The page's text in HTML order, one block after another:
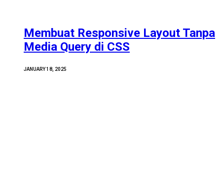
Membuat Responsive Layout Tanpa
Media Query di CSS
JANUARY 18, 2025